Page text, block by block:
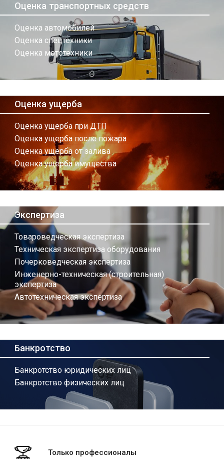
Оценка транспортных средств
Оценка автомобилей
Оценка спецтехники
Оценка мототехники
Оценка ущерба
Оценка ущерба при ДТП
Оценка ущерба после пожара
Оценка ущерба от залива
Оценка ущерба имущества
Экспертиза
Товароведческая экспертиза
Техническая экспертиза оборудования
Почерковедческая экспертиза
Инженерно-техническая (строительная)
экспертиза
Автотехническая экспертиза
Банкротство
Банкротство юридических лиц
Банкротство физических лиц
Только профессионалы